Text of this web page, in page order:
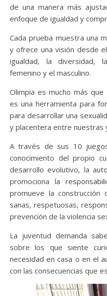
de una manera más
enfoque de igualdad y
Cada prueba muestra una
y ofrece una visión desde
igualdad, la diversidad,
femenino y el masculino.
Olimpia es mucho más
es una herramienta para
para desarrollar una
y placentera entre nuestras
A través de sus 10
conocimiento del propio
desarrollo evolutivo, la
promociona la
promueve la construcción
sanas, respetuosas,
prevención de la violencia
La juventud demanda
sobre los que siente
necesidad en casa o en el
con las consecuencias que